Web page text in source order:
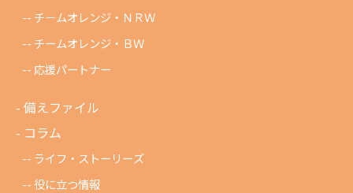
チ－ムオレンジ・ＮＲＷ
チームオレンジ・ＢＷ
応援パートナー
備えファイル
コラム
ライフ・ストーリーズ
役に立つ情報